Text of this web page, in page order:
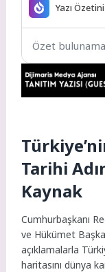
Yazı
Özet
Tarihi
Kaynak
Cumhurbaşkanı
ve Hükümet
açıklamalarla
haritasını dünya